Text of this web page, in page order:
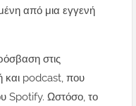
από μια εγγενή
στις
και podcast, που
Spotify. Ωστόσο, το